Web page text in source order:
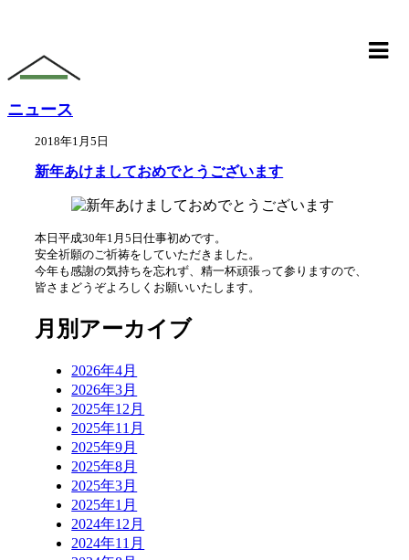
ニュース
2018年1月5日
新年あけましておめでとうございます
本日平成30年1月5日仕事初めです。
安全祈願のご祈祷をしていただきました。
今年も感謝の気持ちを忘れず、精一杯頑張って参りますので、
皆さまどうぞよろしくお願いいたします。
月別アーカイブ
2026年4月
2026年3月
2025年12月
2025年11月
2025年9月
2025年8月
2025年3月
2025年1月
2024年12月
2024年11月